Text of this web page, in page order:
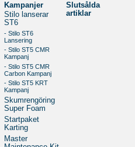
Kampanjer
Stilo lanserar
ST6
- Stilo ST6
Lansering
- Stilo ST5 CMR
Kampanj
- Stilo ST5 CMR
Carbon Kampanj
- Stilo ST5 KRT
Kampanj
Skumrengöring
Super Foam
Startpaket
Karting
Master
Slutsålda
artiklar